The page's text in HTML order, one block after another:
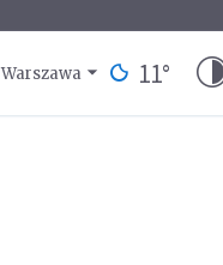
Warszawa 11°